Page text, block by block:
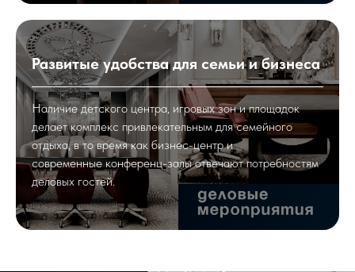
Развитые удобства для семьи и бизнеса
Наличие детского центра, игровых зон и площадок
делает комплекс привлекательным для семейного
отдыха, в то время как бизнес-центр и
современные конференц-залы отвечают потребностям
деловых гостей.